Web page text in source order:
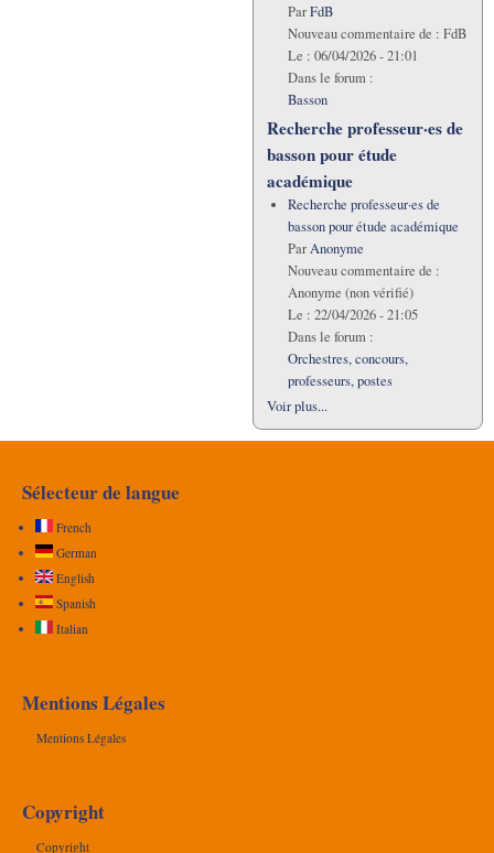
ParFdB
Nouveau commentaire de : FdB
Le : 06/04/2026 - 21:01
Dans le forum :
Basson
Recherche professeur·es de
basson pour étude
académique
Recherche professeur·es de
basson pour étude académique
ParAnonyme
Nouveau commentaire de :
Anonyme (non vérifié)
Le : 22/04/2026 - 21:05
Dans le forum :
Orchestres, concours,
professeurs, postes
Voir plus...
Sélecteur de langue
French
German
English
Spanish
Italian
Mentions Légales
Mentions Légales
Copyright
Copyright